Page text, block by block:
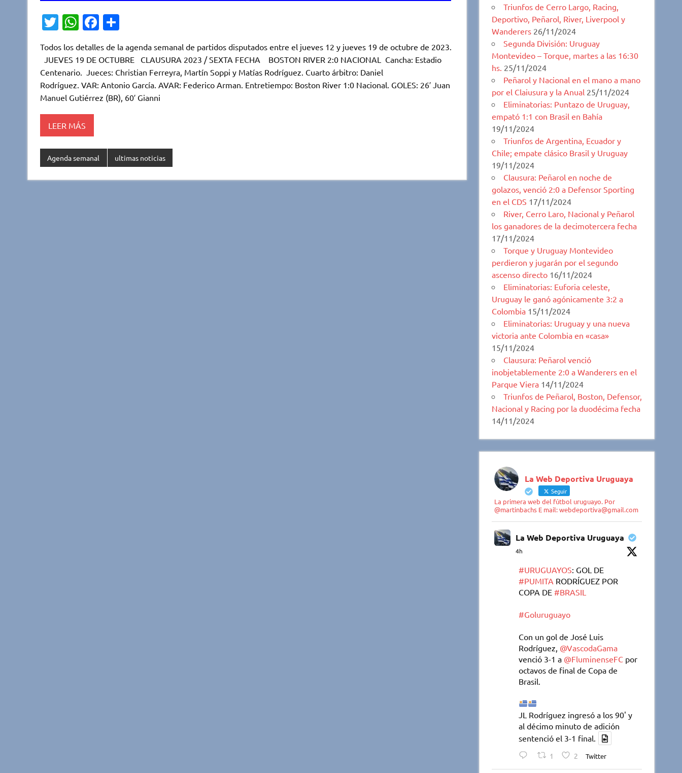
T
it
te
r
W
at
s
A
p
p
Fa
e
b
o
o
C
m
p
ar
ti
Todos los detalles de la agenda semanal de partidos disputados entre el jueves 12 y jueves 19 de octubre de 2023.
JUEVES 19 DE OCTUBRE CLAUSURA 2023 / SEXTA FECHA BOSTON RIVER 2:0 NACIONAL Cancha: Estadio
Centenario. Jueces: Christian Ferreyra, Martín Soppi y Matías Rodríguez. Cuarto árbitro: Daniel
Rodríguez. VAR: Antonio García. AVAR: Federico Arman. Entretiempo: Boston River 1:0 Nacional. GOLES: 26′ Juan
Manuel Gutiérrez (BR), 60′ Gianni
LEER MÁS
Agenda semanal ultimas noticias
Triunfos de Cerro Largo, Racing,
Deportivo, Peñarol, River, Liverpool y
Wanderers 26/11/2024
Segunda División: Uruguay
Montevideo – Torque, martes a las 16:30
hs. 25/11/2024
Peñarol y Nacional en el mano a mano
por el Claiusura y la Anual 25/11/2024
Eliminatorias: Puntazo de Uruguay,
empató 1:1 con Brasil en Bahía
19/11/2024
Triunfos de Argentina, Ecuador y
Chile; empate clásico Brasil y Uruguay
19/11/2024
Clausura: Peñarol en noche de
golazos, venció 2:0 a Defensor Sporting
en el CDS 17/11/2024
River, Cerro Laro, Nacional y Peñarol
los ganadores de la decimotercera fecha
17/11/2024
Torque y Uruguay Montevideo
perdieron y jugarán por el segundo
ascenso directo 16/11/2024
Eliminatorias: Euforia celeste,
Uruguay le ganó agónicamente 3:2 a
Colombia 15/11/2024
Eliminatorias: Uruguay y una nueva
victoria ante Colombia en «casa»
15/11/2024
Clausura: Peñarol venció
inobjetablemente 2:0 a Wanderers en el
Parque Viera 14/11/2024
Triunfos de Peñarol, Boston, Defensor,
Nacional y Racing por la duodécima fecha
14/11/2024
La Web Deportiva Uruguaya
Seguir
La primera web del fútbol uruguayo. Por
@martinbachs E mail: webdeportiva@gmail.com
La Web Deportiva Uruguaya
4h
#URUGUAYOS: GOL DE
#PUMITA RODRÍGUEZ POR
COPA DE#BRASIL
#Goluruguayo
Con un gol de José Luis
Rodríguez, @VascodaGama
venció 3-1 a @FluminenseFC por
octavos de final de Copa de
Brasil.
JL Rodríguez ingresó a los 90' y
al décimo minuto de adición
sentenció el 3-1 final.
1 2 Twitter